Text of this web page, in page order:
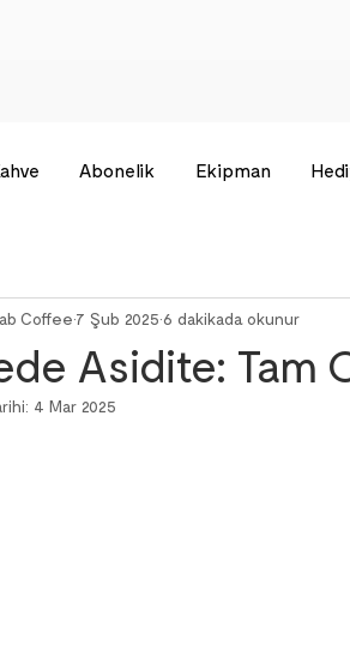
Abonelik Ekipman
Asidite: Tam
Coffee 7 Şub 2025 6 dakikada okunur
4 Mar 2025